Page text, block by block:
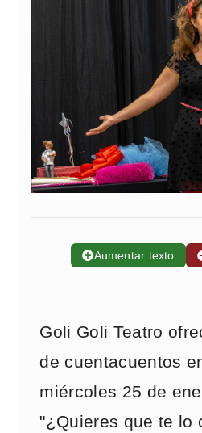
➕Aumentar texto
Goli Goli Teatro
de cuentacuentos
miércoles 25 de
"¿Quieres que te lo